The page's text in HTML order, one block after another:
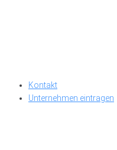
Kontakt
Unternehmen eintragen